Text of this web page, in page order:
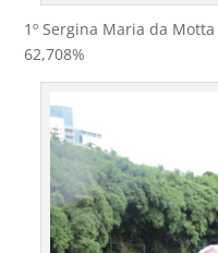
1º Sergina Maria da
62,708%